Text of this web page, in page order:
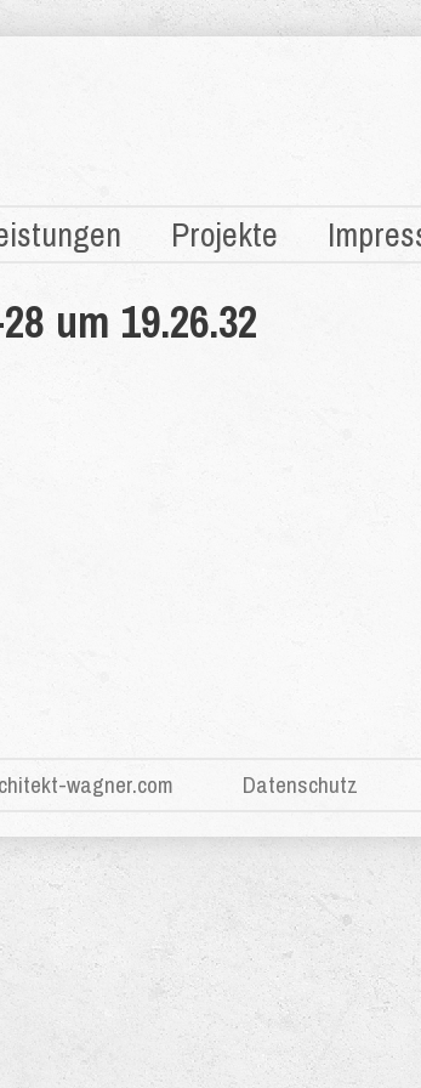
Projekte
um 19.26.32
wagner.com Datenschutz